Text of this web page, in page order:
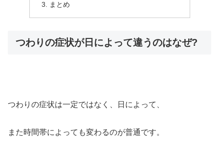
まとめ
つわりの症状が日によって違うのはなぜ?
つわりの症状は一定ではなく、日によって、
また時間帯によっても変わるのが普通です。